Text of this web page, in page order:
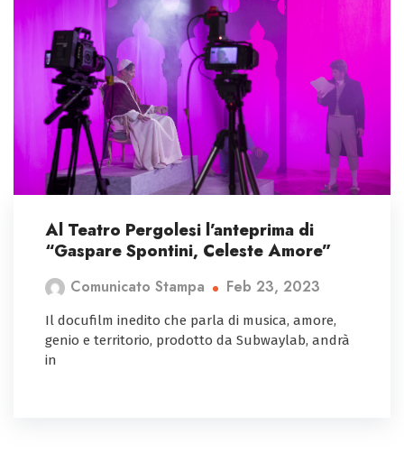
Al Teatro Pergolesi l’anteprima di
“Gaspare Spontini, Celeste Amore”
Comunicato Stampa Feb 23, 2023
Il docufilm inedito che parla di musica, amore,
genio e territorio, prodotto da Subwaylab, andrà
in